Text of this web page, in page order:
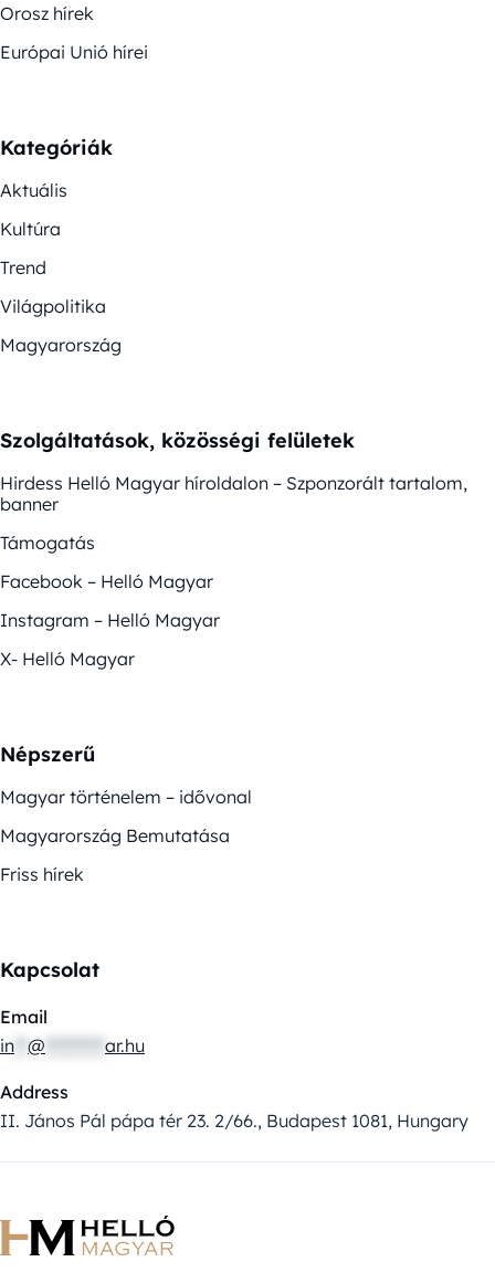
Orosz hírek
Európai Unió hírei
Kategóriák
Aktuális
Kultúra
Trend
Világpolitika
Magyarország
Szolgáltatások, közösségi felületek
Hirdess Helló Magyar híroldalon – Szponzorált tartalom,
banner
Támogatás
Facebook – Helló Magyar
Instagram – Helló Magyar
X- Helló Magyar
Népszerű
Magyar történelem – idővonal
Magyarország Bemutatása
Friss hírek
Kapcsolat
Email
in @ ar.hu
Address
II. János Pál pápa tér 23. 2/66., Budapest 1081, Hungary